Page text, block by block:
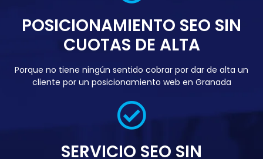
POSICIONAMIENTO SEO SIN
CUOTAS DE ALTA
Porque no tiene ningún sentido cobrar por dar de alta un
cliente por un posicionamiento web en Granada
SERVICIO SEO SIN